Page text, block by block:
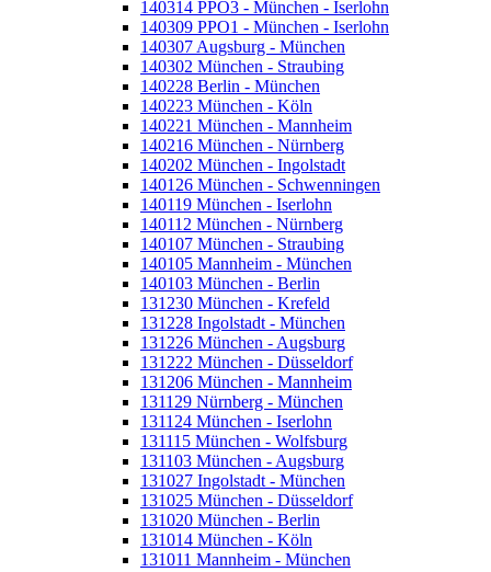
140314 PPO3 - München - Iserlohn
140309 PPO1 - München - Iserlohn
140307 Augsburg - München
140302 München - Straubing
140228 Berlin - München
140223 München - Köln
140221 München - Mannheim
140216 München - Nürnberg
140202 München - Ingolstadt
140126 München - Schwenningen
140119 München - Iserlohn
140112 München - Nürnberg
140107 München - Straubing
140105 Mannheim - München
140103 München - Berlin
131230 München - Krefeld
131228 Ingolstadt - München
131226 München - Augsburg
131222 München - Düsseldorf
131206 München - Mannheim
131129 Nürnberg - München
131124 München - Iserlohn
131115 München - Wolfsburg
131103 München - Augsburg
131027 Ingolstadt - München
131025 München - Düsseldorf
131020 München - Berlin
131014 München - Köln
131011 Mannheim - München